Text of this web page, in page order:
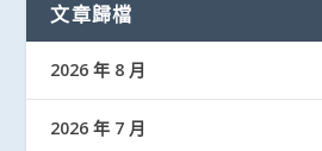
文章歸檔
2026 年 8 月
2026 年 7 月